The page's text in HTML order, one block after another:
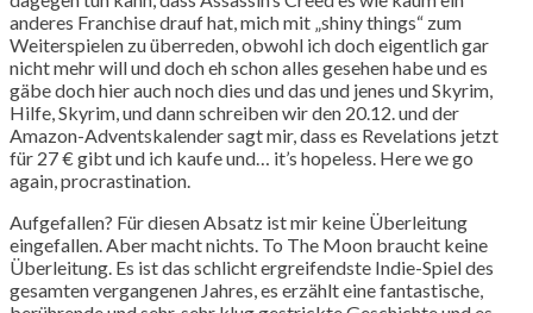
anderes Franchise drauf hat, mich mit „shiny things“ zum
Weiterspielen zu überreden, obwohl ich doch eigentlich gar
nicht mehr will und doch eh schon alles gesehen habe und es
gäbe doch hier auch noch dies und das und jenes und Skyrim,
Hilfe, Skyrim, und dann schreiben wir den 20.12. und der
Amazon-Adventskalender sagt mir, dass es Revelations jetzt
für 27 € gibt und ich kaufe und… it’s hopeless. Here we go
again, procrastination.
Aufgefallen? Für diesen Absatz ist mir keine Überleitung
eingefallen. Aber macht nichts. To The Moon braucht keine
Überleitung. Es ist das schlicht ergreifendste Indie-Spiel des
gesamten vergangenen Jahres, es erzählt eine fantastische,